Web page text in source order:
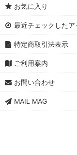
お気に入り
最近チェックしたア
特定商取引法表示
ご利用案内
お問い合わせ
MAIL MAG